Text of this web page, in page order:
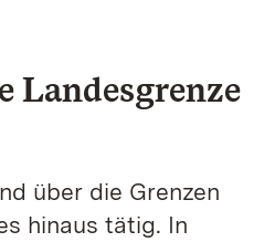
Landesgrenze
über die Grenzen
hinaus tätig. In